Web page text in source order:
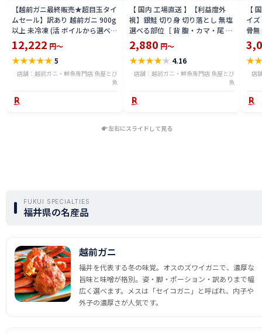
【越前ガニ最終販売★超目玉タイ
ムセール】訳あり 越前ガニ 900g
以上 未冷凍 (活 ボイルから選べ
る) 福井県産 国産 産地直送 脚折
れ 訳ありカニ 越前がに ズワイガ
ニ 越前 かに 送料無料 etz-900w
12,222 円～
★★★★★5
店舗：越前ガニ・鮮魚専門店 魚屋とび
魚
【 国内 工場直送 】【利益度外
視】銀鮭 切り身 切り落とし 無塩
選べる部位［ 背 腹・カマ・尾 ］
600g〜2.4kg 骨取り・骨無し 骨
あり 切り落とし 骨取り・骨無し
切身 ses2301-12ka
2,880 円～
★★★★★ 4.16
店舗：越前ガニ・鮮魚専門店 魚屋とび
魚
【
イ
骨
(真
ライ
★
店
左右にスライドして見る
FUKUI SPECIALTIES
福井県の名産品
越前ガニ
福井を代表する冬の味覚。オスのズワイガニで、濃厚な
旨味と味噌が格別。姿・脚・ポーション・訳ありまで幅
広く選べます。メスは「セイコガニ」と呼ばれ、内子や
外子の濃厚さが人気です。